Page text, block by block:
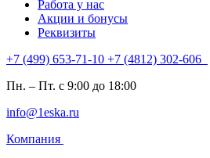
Работа у нас
Акции и бонусы
Реквизиты
+7 (499) 653-71-10 +7 (4812) 302-606
Пн. – Пт. с 9:00 до 18:00
info@1eska.ru
Компания